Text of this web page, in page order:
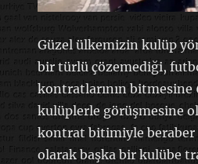
Güzel ülkemizin kulüp
bir türlü çözemediği,
kontratlarının bitmesine
kulüplerle görüşmesine
kontrat bitimiyle beraber
olarak başka bir kulübe